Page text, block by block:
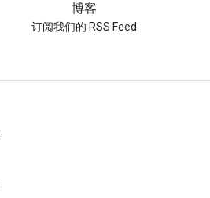
博客
订阅我们的 RSS Feed